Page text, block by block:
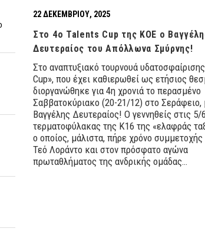
22 ΔΕΚΕΜΒΡΊΟΥ, 2025
Στο 4ο Talents Cup της ΚΟΕ ο
Δευτεραίος του Απόλλωνα Σμύρνης!
Στο αναπτυξιακό τουρνουά
Cup», που έχει καθιερωθεί ως ετήσιος
διοργανώθηκε για 4η χρονιά το περασμένο
Σαββατοκύριακο (20-21/12) στο Σεράφειο,
Βαγγέλης Δευτεραίος! Ο γεννηθείς στις
τερματοφύλακας της Κ16 της «ελαφράς
ο οποίος, μάλιστα, πήρε χρόνο
Τεό Λοράντο και στον πρόσφατο αγώνα
πρωταθλήματος της ανδρικής ομάδας…